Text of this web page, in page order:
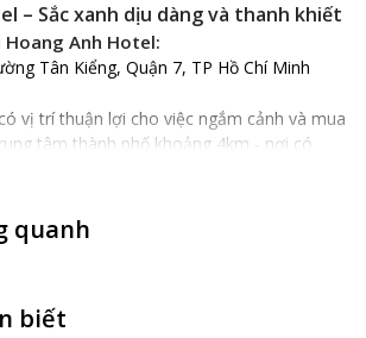
– Sắc xanh dịu dàng và thanh khiết
Anh Hotel:
Tân Kiểng, Quận 7, TP Hồ Chí Minh
có vị trí thuận lợi cho việc ngắm cảnh và mua
tâm thành phố khoảng 4km - nơi có
mại, các nhà hàng lớn. Với vị trí địa lý
Không chỉ có vậy, khách sạn còn rất thuận
khi gần các giao lộ lớn, cách sân bay Tân
quanh
biết